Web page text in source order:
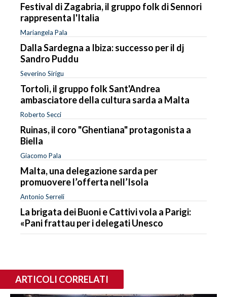
Festival di Zagabria, il gruppo folk di Sennori
rappresenta l'Italia
Mariangela Pala
Dalla Sardegna a Ibiza: successo per il dj
Sandro Puddu
Severino Sirigu
Tortolì, il gruppo folk Sant'Andrea
ambasciatore della cultura sarda a Malta
Roberto Secci
Ruinas, il coro "Ghentiana" protagonista a
Biella
Giacomo Pala
Malta, una delegazione sarda per
promuovere l’offerta nell’Isola
Antonio Serreli
La brigata dei Buoni e Cattivi vola a Parigi:
«Pani frattau per i delegati Unesco
ARTICOLI CORRELATI